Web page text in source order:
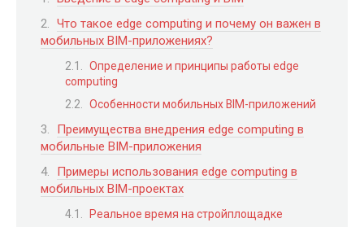
Что такое edge computing и почему он важен в
мобильных BIM-приложениях?
Определение и принципы работы edge
computing
Особенности мобильных BIM-приложений
Преимущества внедрения edge computing в
мобильные BIM-приложения
Примеры использования edge computing в
мобильных BIM-проектах
Реальное время на стройплощадке